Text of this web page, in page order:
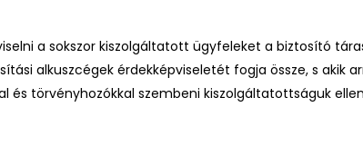
a sokszor kiszolgáltatott ügyfeleket a biztosító
alkuszcégek érdekképviseletét fogja össze, s akik
törvényhozókkal szembeni kiszolgáltatottságuk